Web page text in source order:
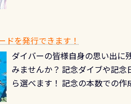
ドを発行できます！
ダイバーの皆様自身の思い出に
みませんか？ 記念ダイブや記
ら選べます！ 記念の本数での